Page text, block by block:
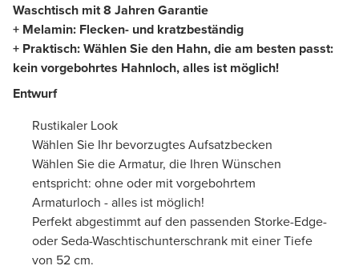
Waschtisch mit 8 Jahren Garantie
+ Melamin: Flecken- und kratzbeständig
+ Praktisch: Wählen Sie den Hahn, die am besten passt:
kein vorgebohrtes Hahnloch, alles ist möglich!
Entwurf
Rustikaler Look
Wählen Sie Ihr bevorzugtes Aufsatzbecken
Wählen Sie die Armatur, die Ihren Wünschen
entspricht: ohne oder mit vorgebohrtem
Armaturloch - alles ist möglich!
Perfekt abgestimmt auf den passenden Storke-Edge-
oder Seda-Waschtischunterschrank mit einer Tiefe
von 52 cm.